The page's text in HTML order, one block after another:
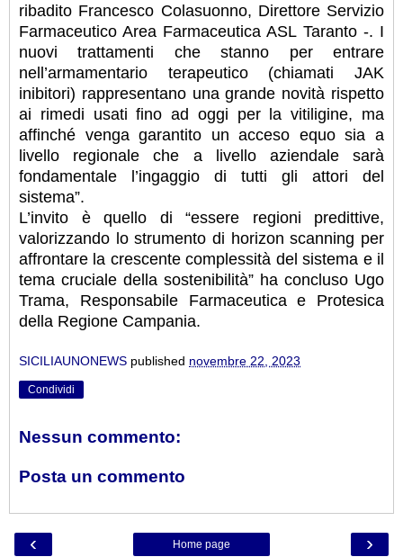
ribadito Francesco Colasuonno, Direttore Servizio
Farmaceutico Area Farmaceutica ASL Taranto -. I
nuovi trattamenti che stanno per entrare
nell’armamentario terapeutico (chiamati JAK
inibitori) rappresentano una grande novità rispetto
ai rimedi usati fino ad oggi per la vitiligine, ma
affinché venga garantito un acceso equo sia a
livello regionale che a livello aziendale sarà
fondamentale l’ingaggio di tutti gli attori del
sistema”.
L’invito è quello di “essere regioni predittive,
valorizzando lo strumento di horizon scanning per
affrontare la crescente complessità del sistema e il
tema cruciale della sostenibilità” ha concluso Ugo
Trama, Responsabile Farmaceutica e Protesica
della Regione Campania.
SICILIAUNONEWS published novembre 22, 2023
Condividi
Nessun commento:
Posta un commento
‹ ›
Home page